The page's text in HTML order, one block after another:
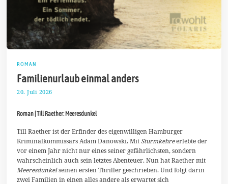
ROMAN
Familienurlaub einmal anders
20. Juli 2026
u
u
t
2
0
2
Roman | Till Raether: Meeresdunkel
Till Raether ist der Erfinder des eigenwilligen Hamburger
Kriminalkommissars Adam Danowski. Mit Sturmkehreerlebte der
vor einem Jahr nicht nur eines seiner gefährlichsten, sondern
wahrscheinlich auch sein letztes Abenteuer. Nun hat Raether mit
Meeresdunkelseinen ersten Thriller geschrieben. Und folgt darin
zwei Familien in einen alles andere als erwartet sich